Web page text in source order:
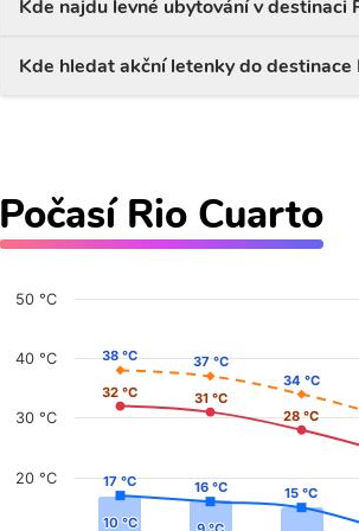
Kde najdu levné ubytování v destinaci
Kde hledat akční letenky do destinace
Počasí Rio Cuarto
32 °C
32 °C 31 °C
31 °C
28 °C
28 °C
38 °C
38 °C 37 °C
37 °C
34 °C
34 °C
17 °C
17 °C 16 °C
16 °C 15 °C
15 °C
10 °C
10 °C
20 °C
30 °C
40 °C
50 °C